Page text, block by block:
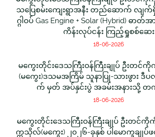
သပြေစမ်းကျေးရွာအနီး တည်ဆောက် လျ
ဂ္ဂါဝပ် Gas Engine + Solar (Hybrid) ဓာတ်
ကိန်းလုပ်ငန်း ကြည့်ရှုစစ်ဆေး
18-06-2026
မကွေးတိုင်းဒေသကြီးဝန်ကြီးချုပ် ဦးတင်ကို
(မကွေး)ဒသမအကြိမ် သူနာပြု-သားဖွား ဒီ
က် မှတ် အပ်နှင်းပွဲ အခမ်းအနားသို့ တ
18-06-2026
မကွေးတိုင်းဒေသကြီးဝန်ကြီးချုပ် ဦးတင်
က္ကသိုလ်(မကွေး) ၂၀၂၆-ခုနှစ် ပါမောက္ခချုပ်